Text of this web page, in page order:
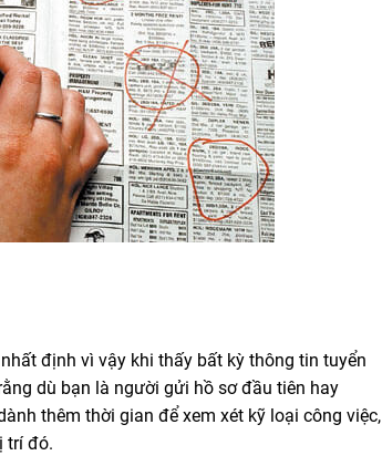
định vì vậy khi thấy bất kỳ thông tin tuyển
dù bạn là người gửi hồ sơ đầu tiên hay
thêm thời gian để xem xét kỹ loại công việc,
trí đó.